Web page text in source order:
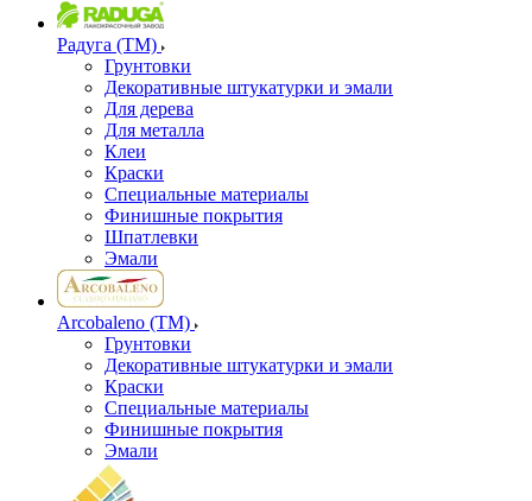
Радуга (ТМ)
Грунтовки
Декоративные штукатурки и эмали
Для дерева
Для металла
Клеи
Краски
Специальные материалы
Финишные покрытия
Шпатлевки
Эмали
Arcobaleno (ТМ)
Грунтовки
Декоративные штукатурки и эмали
Краски
Специальные материалы
Финишные покрытия
Эмали